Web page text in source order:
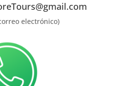
electrónico)